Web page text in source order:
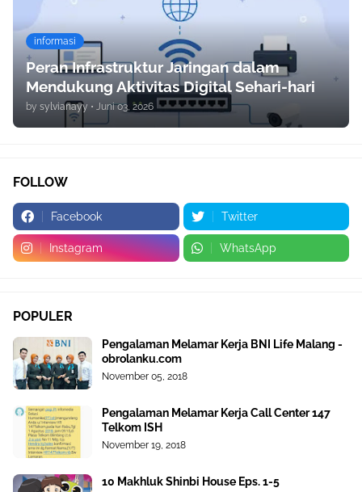
informasi
Peran Infrastruktur Jaringan dalam
Mendukung Aktivitas Digital Sehari-hari
by sylvianayy • Juni 03, 2026
FOLLOW
Facebook Twitter
Instagram WhatsApp
POPULER
Pengalaman Melamar Kerja BNI Life Malang -
obrolanku.com
November 05, 2018
Pengalaman Melamar Kerja Call Center 147
Telkom ISH
November 19, 2018
10 Makhluk Shinbi House Eps. 1-5